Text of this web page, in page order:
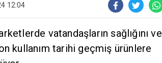
12:04
vatandaşların sağlığını ve
kullanım tarihi geçmiş ürünlere